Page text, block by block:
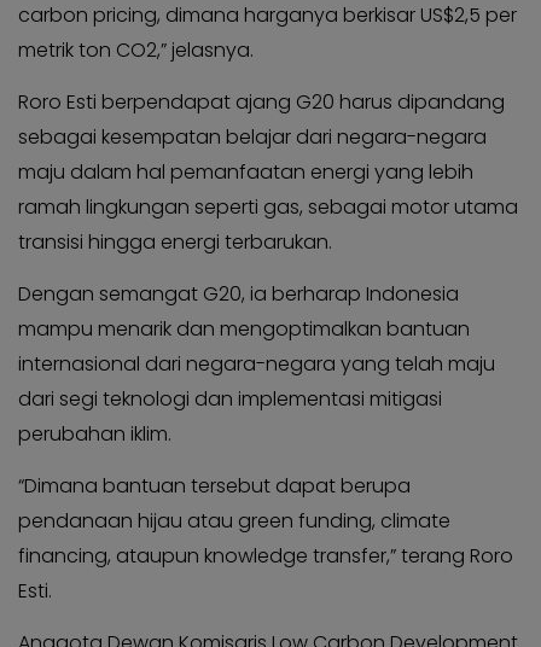
carbon pricing, dimana harganya berkisar US$2,5 per
metrik ton CO2,” jelasnya.
Roro Esti berpendapat ajang G20 harus dipandang
sebagai kesempatan belajar dari negara-negara
maju dalam hal pemanfaatan energi yang lebih
ramah lingkungan seperti gas, sebagai motor utama
transisi hingga energi terbarukan.
Dengan semangat G20, ia berharap Indonesia
mampu menarik dan mengoptimalkan bantuan
internasional dari negara-negara yang telah maju
dari segi teknologi dan implementasi mitigasi
perubahan iklim.
“Dimana bantuan tersebut dapat berupa
pendanaan hijau atau green funding, climate
financing, ataupun knowledge transfer,” terang Roro
Esti.